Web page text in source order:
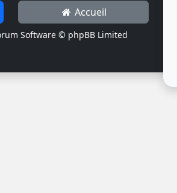
Accueil
Software © phpBB Limited